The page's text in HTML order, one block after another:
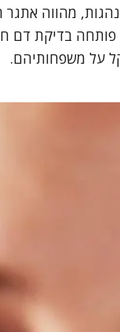
מהווה
בדיקת דם
על משפחותיהם.